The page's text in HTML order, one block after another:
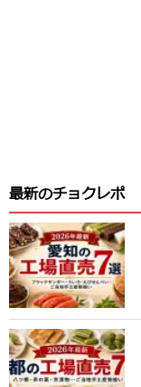
最新のチョクレポ